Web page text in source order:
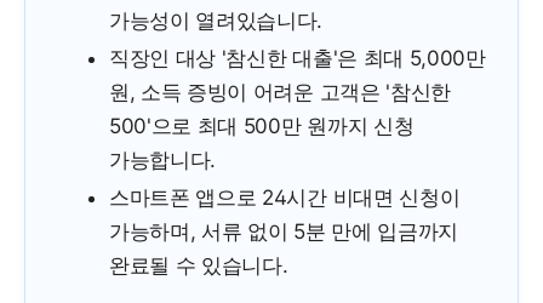
가능성이 열려있습니다.
직장인 대상 '참신한 대출'은 최대 5,000만
원, 소득 증빙이 어려운 고객은 '참신한
500'으로 최대 500만 원까지 신청
가능합니다.
스마트폰 앱으로 24시간 비대면 신청이
가능하며, 서류 없이 5분 만에 입금까지
완료될 수 있습니다.